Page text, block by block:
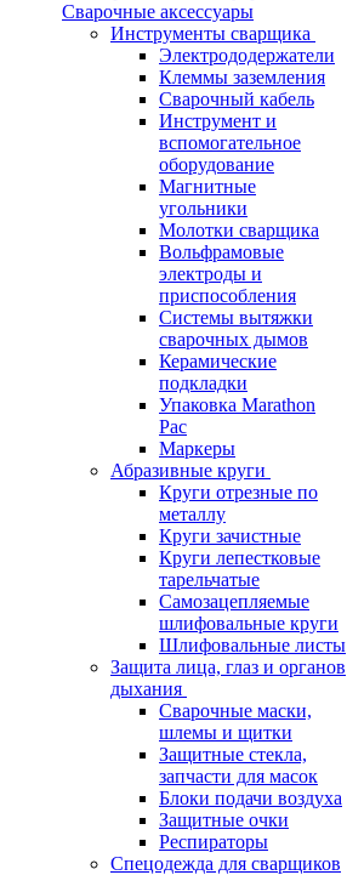
Сварочные аксессуары
Инструменты сварщика
Электрододержатели
Клеммы заземления
Сварочный кабель
Инструмент и
вспомогательное
оборудование
Магнитные
угольники
Молотки сварщика
Вольфрамовые
электроды и
приспособления
Системы вытяжки
сварочных дымов
Керамические
подкладки
Упаковка Marathon
Pac
Маркеры
Абразивные круги
Круги отрезные по
металлу
Круги зачистные
Круги лепестковые
тарельчатые
Самозацепляемые
шлифовальные круги
Шлифовальные листы
Защита лица, глаз и органов
дыхания
Сварочные маски,
шлемы и щитки
Защитные стекла,
запчасти для масок
Блоки подачи воздуха
Защитные очки
Респираторы
Спецодежда для сварщиков